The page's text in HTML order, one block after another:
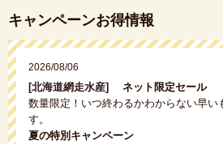
キャンペーンお得情報
2026/08/06
[北海道網走水産]
ネット限定セール
数量限定！いつ終わるかわからない早い
す。
夏の特別キャンペーン